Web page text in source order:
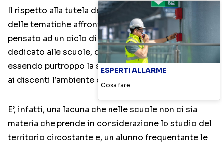
Il rispetto alla tutela del proprio ambiente è un’altra
delle tematiche affrontate, e per questo si è
pensato ad un ciclo di proiezioni mattutino
dedicato alle scuole, denominato EcoScuola,
essendo purtroppo la scuola carente nell’illustrare
ai discenti l’ambiente circostante.
E’, infatti, una lacuna che nelle scuole non ci sia
materia che prende in considerazione lo studio del
territorio circostante e, un alunno frequentante le
ESPERTI ALLARME
Cosa fare